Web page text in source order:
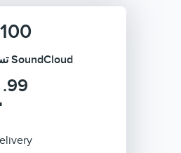
100
تسجيلات الإعجاب SoundCloud
.99